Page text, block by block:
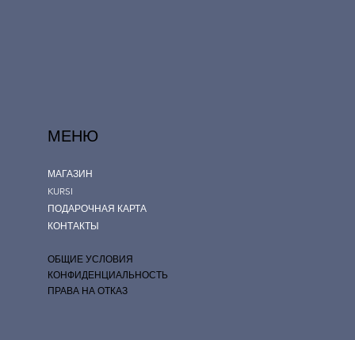
МЕНЮ
МАГАЗИН
KURSI
ПОДАРОЧНАЯ КАРТА
КОНТАКТЫ
ОБЩИЕ УСЛОВИЯ
КОНФИДЕНЦИАЛЬНОСТЬ
ПРАВА НА ОТКАЗ